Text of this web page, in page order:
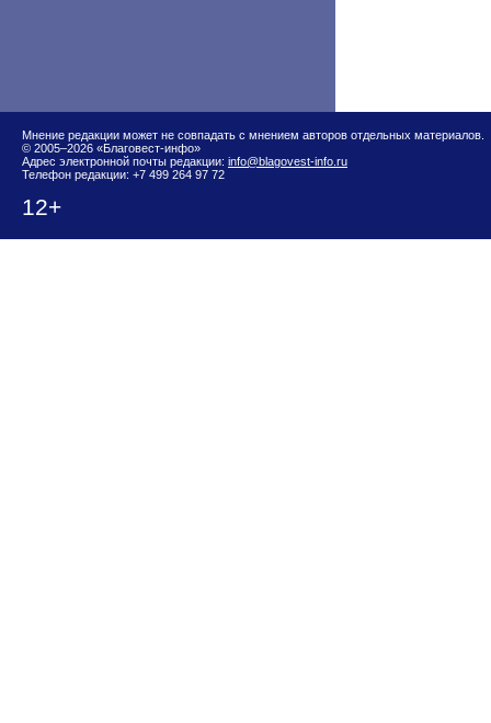
Мнение редакции может не совпадать с мнением авторов отдельных материалов.
© 2005–2026 «Благовест-инфо»
Адрес электронной почты редакции: info@blagovest-info.ru
Телефон редакции: +7 499 264 97 72
12+